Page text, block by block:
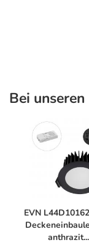
Bei
EVN
anthrazit...